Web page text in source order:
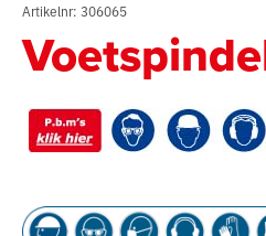
Artikelnr: 306065